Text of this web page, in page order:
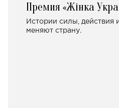
Премия «Жінка
Истории силы, действия
меняют страну.